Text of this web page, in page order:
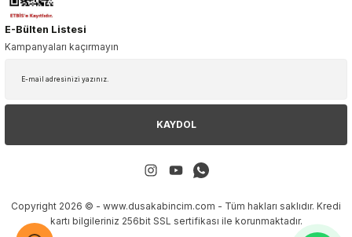
E-Bülten Listesi
Kampanyaları kaçırmayın
KAYDOL
Copyright 2026 © - www.dusakabincim.com - Tüm hakları saklıdır. Kredi
kartı bilgileriniz 256bit SSL sertifikası ile korunmaktadır.